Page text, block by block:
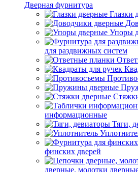
Дверная фурнитура
Глазки
Упоры
для раздвижных систем
информационные
Тяги,
финских дверей
дверные, молотки